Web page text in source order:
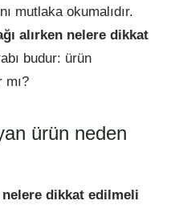
mutlaka okumalıdır.
alırken nelere dikkat
budur: ürün
mı?
ürün neden
nelere dikkat edilmeli